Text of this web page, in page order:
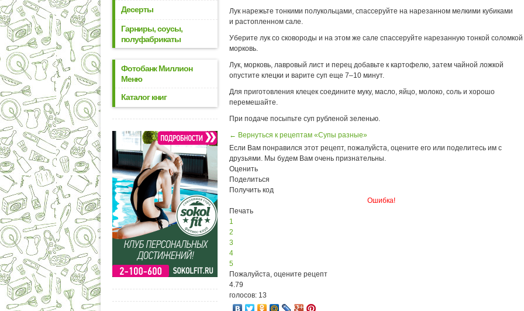
Десерты
Гарниры, соусы,
полуфабрикаты
Фотобанк Миллион
Меню
Каталог книг
Лук нарежьте тонкими полукольцами, спассеруйте на нарезанном мелкими кубиками
и растопленном сале.
Уберите лук со сковороды и на этом же сале спассеруйте нарезанную тонкой соломкой
морковь.
Лук, морковь, лавровый лист и перец добавьте к картофелю, затем чайной ложкой
опустите клецки и варите суп еще 7–10 минут.
Для приготовления клецек соедините муку, масло, яйцо, молоко, соль и хорошо
перемешайте.
При подаче посыпьте суп рубленой зеленью.
← Вернуться к рецептам «Супы разные»
Если Вам понравился этот рецепт, пожалуйста, оцените его или поделитесь им с
друзьями. Мы будем Вам очень признательны.
Оценить
Поделиться
Получить код
Ошибка!
Печать
1
2
3
4
5
Пожалуйста, оцените рецепт
4.79
голосов: 13